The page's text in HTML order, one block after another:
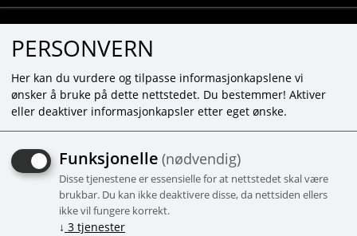
MOMBELLA HUGGING
MONKEY BITELEKE - RØD
Søt biteleke som også griper rundt
flasker og andre leker. Fra 5+ mnd
PERSONVERN
Her kan du vurdere og tilpasse informasjonkapslene vi
ønsker å bruke på dette nettstedet. Du bestemmer! Aktiver
eller deaktiver informasjonkapsler etter eget ønske.
Funksjonelle (nødvendig)
Disse tjenestene er essensielle for at nettstedet skal være
brukbar. Du kan ikke deaktivere disse, da nettsiden ellers
ikke vil fungere korrekt.
↓ 3 tjenester